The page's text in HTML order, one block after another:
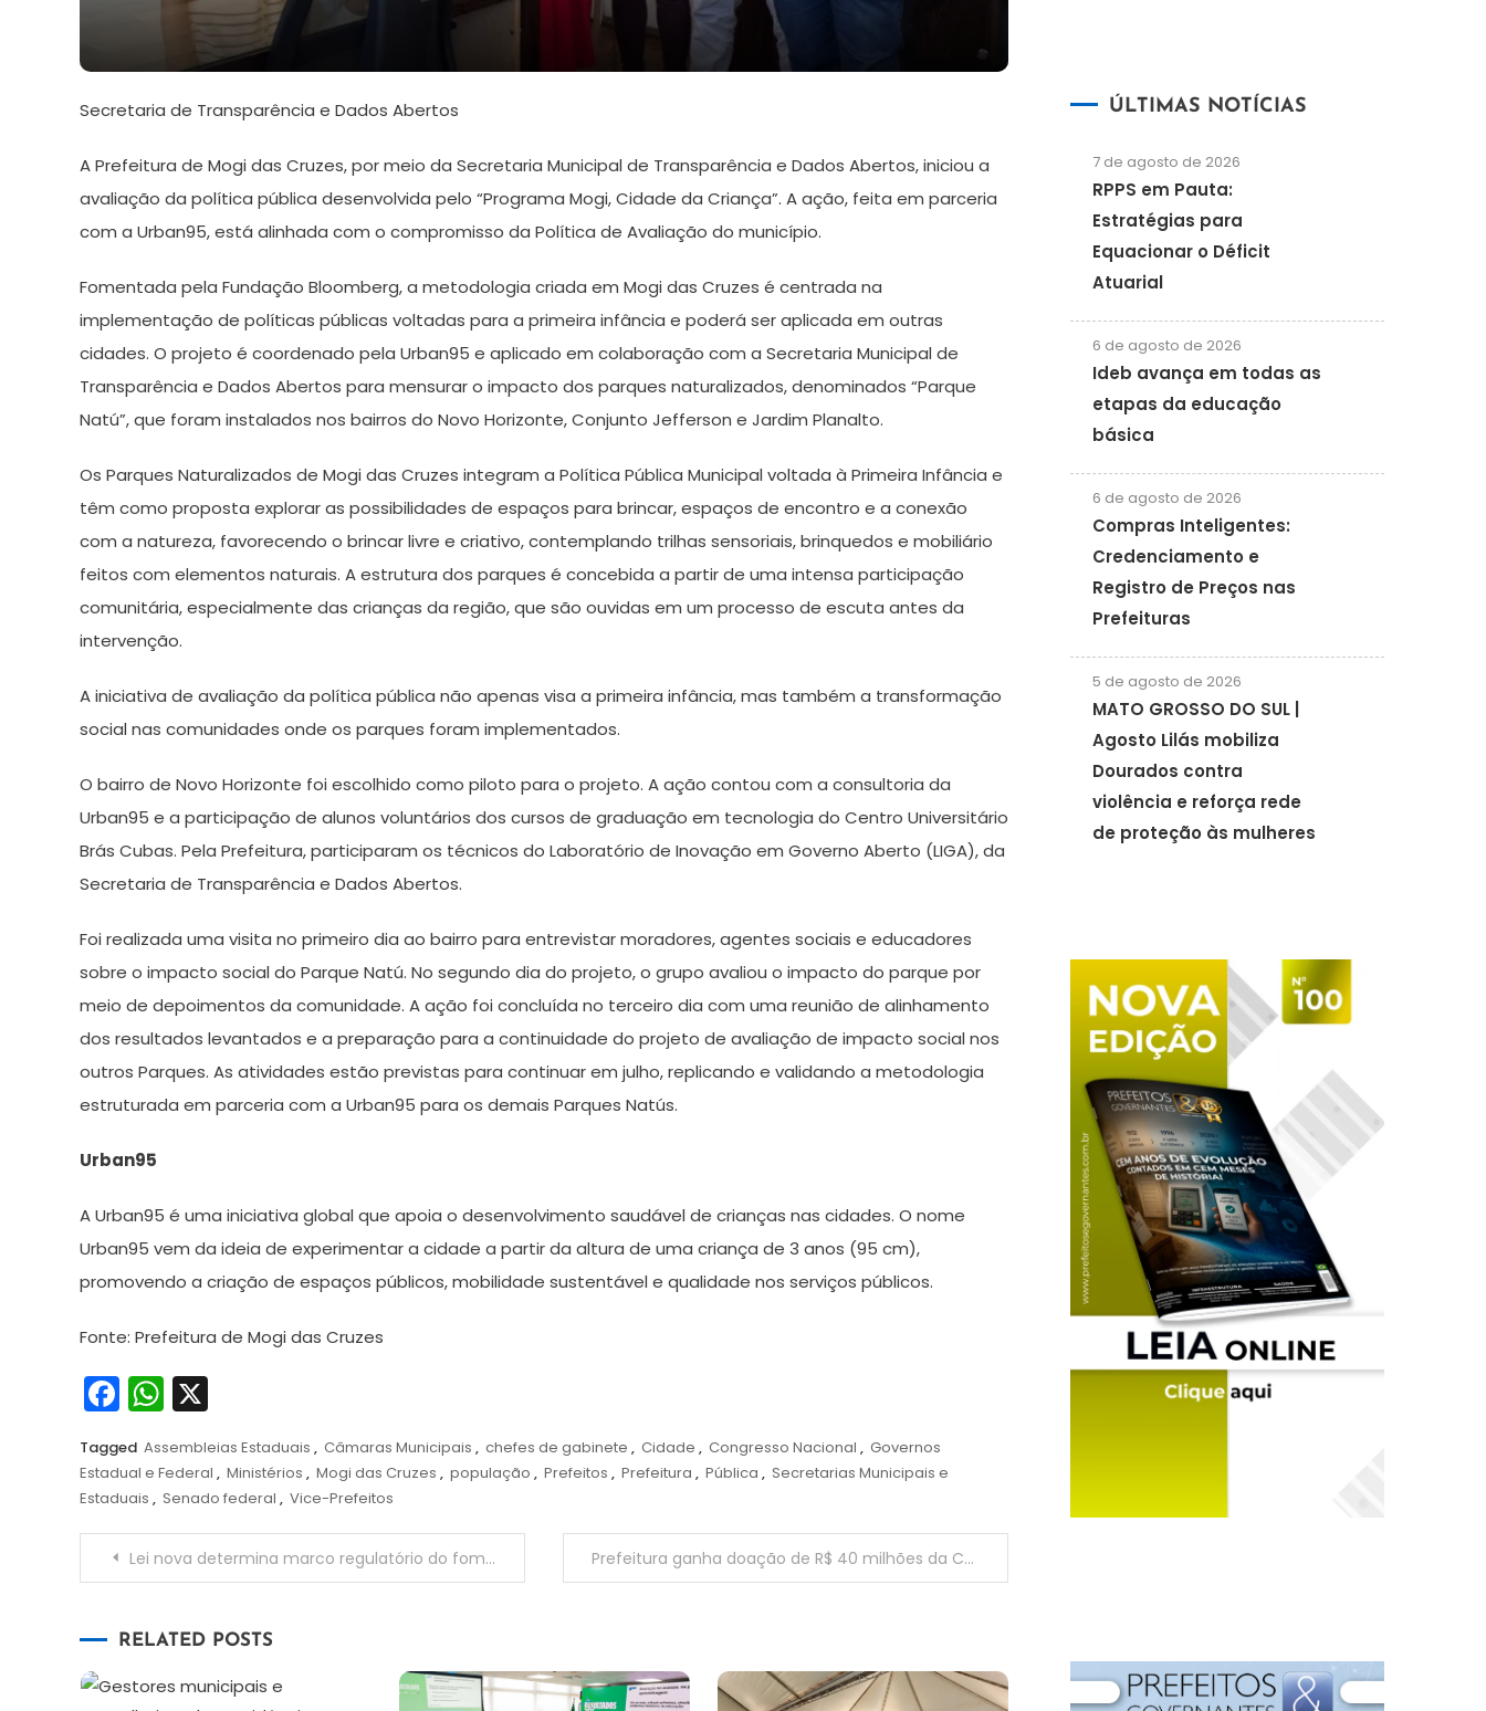
julho
2024
Secretaria de Transparência e Dados Abertos
A Prefeitura de Mogi das Cruzes, por meio da Secretaria Municipal de Transparência e Dados Abertos, iniciou a
avaliação da política pública desenvolvida pelo “Programa Mogi, Cidade da Criança”. A ação, feita em parceria
com a Urban95, está alinhada com o compromisso da Política de Avaliação do município.
Fomentada pela Fundação Bloomberg, a metodologia criada em Mogi das Cruzes é centrada na
implementação de políticas públicas voltadas para a primeira infância e poderá ser aplicada em outras
cidades. O projeto é coordenado pela Urban95 e aplicado em colaboração com a Secretaria Municipal de
Transparência e Dados Abertos para mensurar o impacto dos parques naturalizados, denominados “Parque
Natú”, que foram instalados nos bairros do Novo Horizonte, Conjunto Jefferson e Jardim Planalto.
Os Parques Naturalizados de Mogi das Cruzes integram a Política Pública Municipal voltada à Primeira Infância e
têm como proposta explorar as possibilidades de espaços para brincar, espaços de encontro e a conexão
com a natureza, favorecendo o brincar livre e criativo, contemplando trilhas sensoriais, brinquedos e mobiliário
feitos com elementos naturais. A estrutura dos parques é concebida a partir de uma intensa participação
comunitária, especialmente das crianças da região, que são ouvidas em um processo de escuta antes da
intervenção.
A iniciativa de avaliação da política pública não apenas visa a primeira infância, mas também a transformação
social nas comunidades onde os parques foram implementados.
O bairro de Novo Horizonte foi escolhido como piloto para o projeto. A ação contou com a consultoria da
Urban95 e a participação de alunos voluntários dos cursos de graduação em tecnologia do Centro Universitário
Brás Cubas. Pela Prefeitura, participaram os técnicos do Laboratório de Inovação em Governo Aberto (LIGA), da
Secretaria de Transparência e Dados Abertos.
Foi realizada uma visita no primeiro dia ao bairro para entrevistar moradores, agentes sociais e educadores
sobre o impacto social do Parque Natú. No segundo dia do projeto, o grupo avaliou o impacto do parque por
meio de depoimentos da comunidade. A ação foi concluída no terceiro dia com uma reunião de alinhamento
dos resultados levantados e a preparação para a continuidade do projeto de avaliação de impacto social nos
outros Parques. As atividades estão previstas para continuar em julho, replicando e validando a metodologia
estruturada em parceria com a Urban95 para os demais Parques Natús.
Urban95
A Urban95 é uma iniciativa global que apoia o desenvolvimento saudável de crianças nas cidades. O nome
Urban95 vem da ideia de experimentar a cidade a partir da altura de uma criança de 3 anos (95 cm),
promovendo a criação de espaços públicos, mobilidade sustentável e qualidade nos serviços públicos.
Fonte: Prefeitura de Mogi das Cruzes
Facebook
WhatsApp
Tagged Assembleias Estaduais , Câmaras Municipais , chefes de gabinete , Cidade , Congresso Nacional , Governos
Estadual e Federal , Ministérios , Mogi das Cruzes , população , Prefeitos , Prefeitura , Pública , Secretarias Municipais e
Estaduais , Senado federal , Vice-Prefeitos
Navegação
Post
Lei nova determina marco regulatório do fomento à cultura Prefeitura ganha doação de R$ 40 milhões da Câmara Municipal para aplicações na área da saúde
RELATED POSTS
ÚLTIMAS NOTÍCIAS
7 de agosto de 2026
RPPS em Pauta:
Estratégias para
Equacionar o Déficit
Atuarial
6 de agosto de 2026
Ideb avança em todas as
etapas da educação
básica
6 de agosto de 2026
Compras Inteligentes:
Credenciamento e
Registro de Preços nas
Prefeituras
5 de agosto de 2026
MATO GROSSO DO SUL |
Agosto Lilás mobiliza
Dourados contra
violência e reforça rede
de proteção às mulheres